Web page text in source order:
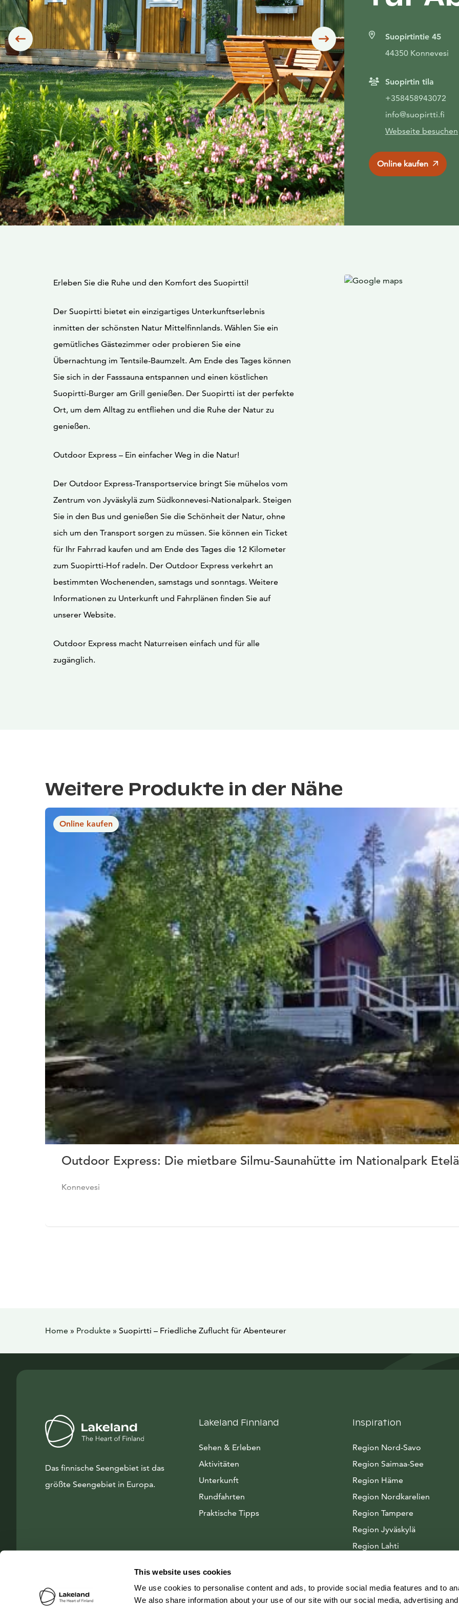
This website uses cookies
We use cookies to personalise content and ads, to provide social media features and to
We also share information about your use of our site with our social media, advertising
Siirry edelliseen Siirry seuraavaanSuopirtintie 45
44350 Konnevesi
Suopirtin tila
+358458943072
info@suopirtti.fi
Webseite besuchen
Online kaufen
Erleben Sie die Ruhe und den Komfort des Suopirtti!
Der Suopirtti bietet ein einzigartiges Unterkunftserlebnis
inmitten der schönsten Natur Mittelfinnlands. Wählen Sie ein
gemütliches Gästezimmer oder probieren Sie eine
Übernachtung im Tentsile-Baumzelt. Am Ende des Tages können
Sie sich in der Fasssauna entspannen und einen köstlichen
Suopirtti-Burger am Grill genießen. Der Suopirtti ist der perfekte
Ort, um dem Alltag zu entfliehen und die Ruhe der Natur zu
genießen.
Outdoor Express – Ein einfacher Weg in die Natur!
Der Outdoor Express-Transportservice bringt Sie mühelos vom
Zentrum von Jyväskylä zum Südkonnevesi-Nationalpark. Steigen
Sie in den Bus und genießen Sie die Schönheit der Natur, ohne
sich um den Transport sorgen zu müssen. Sie können ein Ticket
für Ihr Fahrrad kaufen und am Ende des Tages die 12 Kilometer
zum Suopirtti-Hof radeln. Der Outdoor Express verkehrt an
bestimmten Wochenenden, samstags und sonntags. Weitere
Informationen zu Unterkunft und Fahrplänen finden Sie auf
unserer Website.
Outdoor Express macht Naturreisen einfach und für alle
zugänglich.
Weitere Produkte in der Nähe
Online kaufen
Outdoor Express: Die mietbare Silmu‑Saunahütte im Nationalpark
Konnevesi
Home » Produkte » Suopirtti – Friedliche Zuflucht für Abenteurer
Das finnische Seengebiet ist das
größte Seengebiet in Europa.
Lakeland Finnland
Sehen & Erleben
Aktivitäten
Unterkunft
Rundfahrten
Praktische Tipps
Inspiration
Region Nord-Savo
Region Saimaa-See
Region Häme
Region Nordkarelien
Region Tampere
Region Jyväskylä
Region Lahti